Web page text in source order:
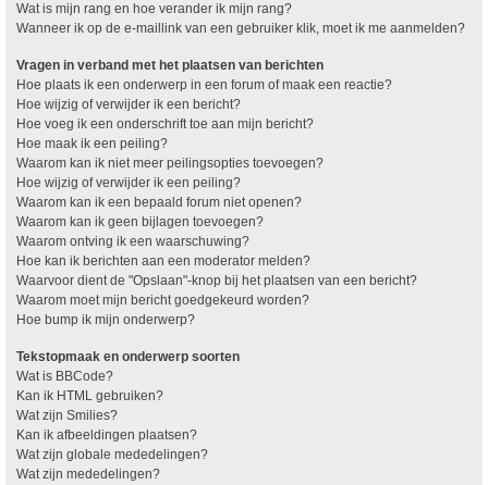
Wat is mijn rang en hoe verander ik mijn rang?
Wanneer ik op de e-maillink van een gebruiker klik, moet ik me aanmelden?
Vragen in verband met het plaatsen van berichten
Hoe plaats ik een onderwerp in een forum of maak een reactie?
Hoe wijzig of verwijder ik een bericht?
Hoe voeg ik een onderschrift toe aan mijn bericht?
Hoe maak ik een peiling?
Waarom kan ik niet meer peilingsopties toevoegen?
Hoe wijzig of verwijder ik een peiling?
Waarom kan ik een bepaald forum niet openen?
Waarom kan ik geen bijlagen toevoegen?
Waarom ontving ik een waarschuwing?
Hoe kan ik berichten aan een moderator melden?
Waarvoor dient de "Opslaan"-knop bij het plaatsen van een bericht?
Waarom moet mijn bericht goedgekeurd worden?
Hoe bump ik mijn onderwerp?
Tekstopmaak en onderwerp soorten
Wat is BBCode?
Kan ik HTML gebruiken?
Wat zijn Smilies?
Kan ik afbeeldingen plaatsen?
Wat zijn globale mededelingen?
Wat zijn mededelingen?